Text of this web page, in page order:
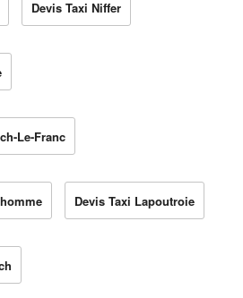
Devis Taxi Niffer
Le-Franc
Devis Taxi Lapoutroie